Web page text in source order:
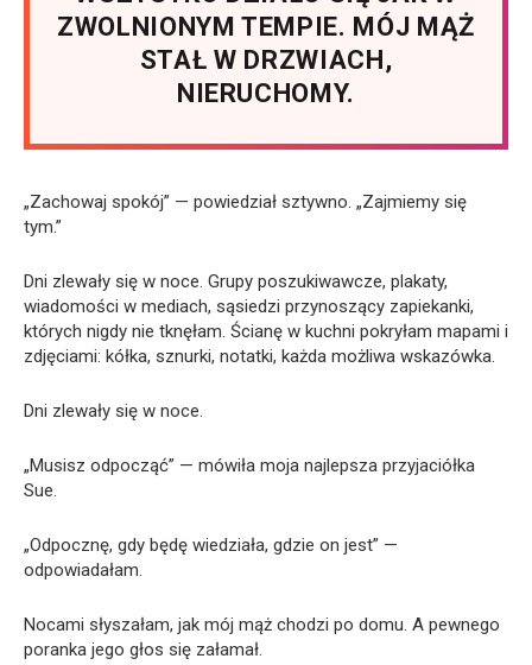
ZWOLNIONYM TEMPIE. MÓJ MĄŻ
STAŁ W DRZWIACH,
NIERUCHOMY.
„Zachowaj spokój” — powiedział sztywno. „Zajmiemy się
tym.”
Dni zlewały się w noce. Grupy poszukiwawcze, plakaty,
wiadomości w mediach, sąsiedzi przynoszący zapiekanki,
których nigdy nie tknęłam. Ścianę w kuchni pokryłam mapami i
zdjęciami: kółka, sznurki, notatki, każda możliwa wskazówka.
Dni zlewały się w noce.
„Musisz odpocząć” — mówiła moja najlepsza przyjaciółka
Sue.
„Odpocznę, gdy będę wiedziała, gdzie on jest” —
odpowiadałam.
Nocami słyszałam, jak mój mąż chodzi po domu. A pewnego
poranka jego głos się załamał.